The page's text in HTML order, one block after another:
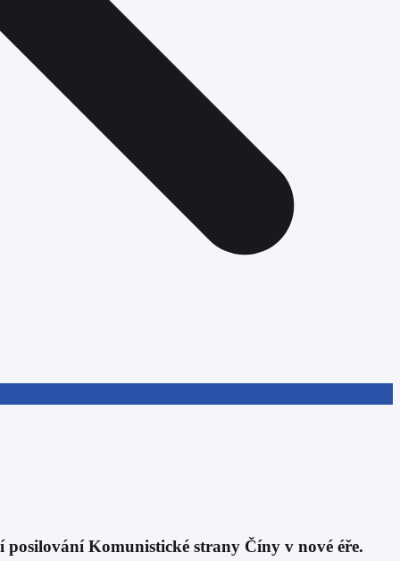
Komunistické strany Číny v nové éře.